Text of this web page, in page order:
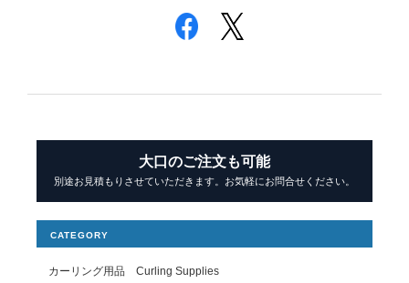
大口のご注文も可能
別途お見積もりさせていただきます。お気軽にお問合せください。
CATEGORY
カーリング用品 Curling Supplies